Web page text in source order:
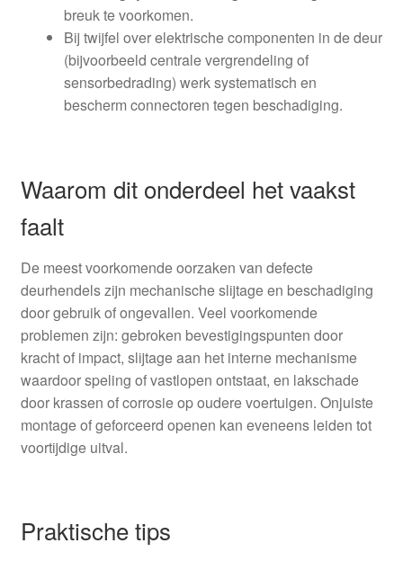
breuk te voorkomen.
Bij twijfel over elektrische componenten in de deur
(bijvoorbeeld centrale vergrendeling of
sensorbedrading) werk systematisch en
bescherm connectoren tegen beschadiging.
Waarom dit onderdeel het vaakst
faalt
De meest voorkomende oorzaken van defecte
deurhendels zijn mechanische slijtage en beschadiging
door gebruik of ongevallen. Veel voorkomende
problemen zijn: gebroken bevestigingspunten door
kracht of impact, slijtage aan het interne mechanisme
waardoor speling of vastlopen ontstaat, en lakschade
door krassen of corrosie op oudere voertuigen. Onjuiste
montage of geforceerd openen kan eveneens leiden tot
voortijdige uitval.
Praktische tips